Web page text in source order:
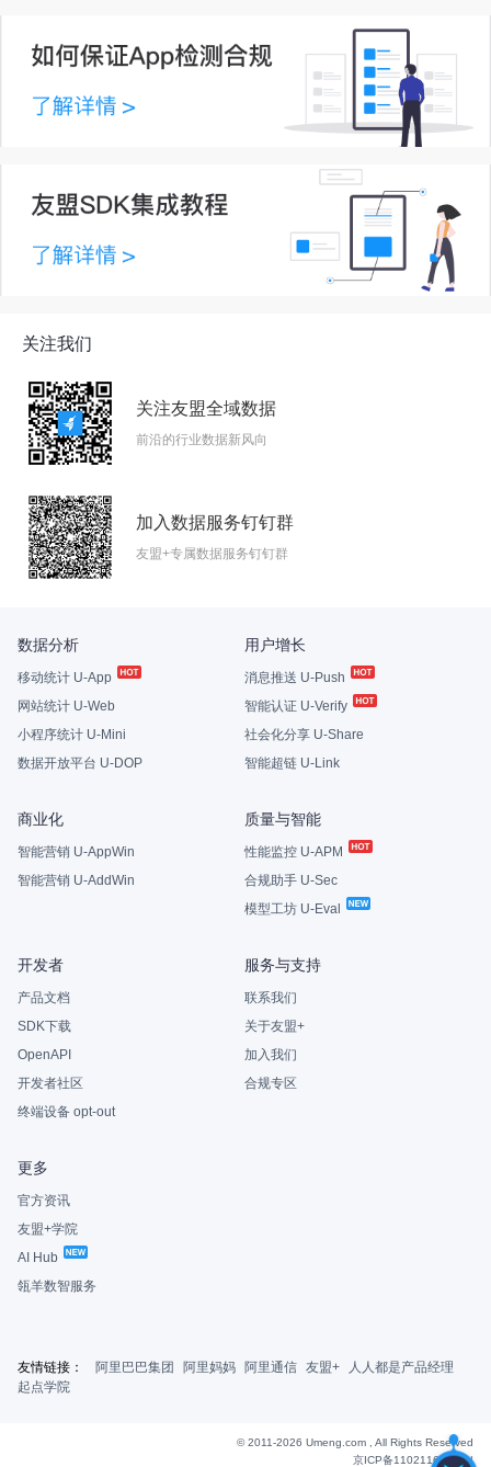
关注我们
关注友盟全域数据
前沿的行业数据新风向
加入数据服务钉钉群
友盟+专属数据服务钉钉群
数据分析
移动统计 U-App
网站统计 U-Web
小程序统计 U-Mini
数据开放平台 U-DOP
用户增长
消息推送 U-Push
智能认证 U-Verify
社会化分享 U-Share
智能超链 U-Link
商业化
智能营销 U-AppWin
智能营销 U-AddWin
质量与智能
性能监控 U-APM
合规助手 U-Sec
模型工坊 U-Eval
开发者
产品文档
SDK下载
OpenAPI
开发者社区
终端设备 opt-out
服务与支持
联系我们
关于友盟+
加入我们
合规专区
更多
官方资讯
友盟+学院
AI Hub
瓴羊数智服务
友情链接： 阿里巴巴集团 阿里妈妈 阿里通信 友盟+
人人都是产品经理
起点学院
© 2011-2026 Umeng.com , All Rights Reserved
京ICP备11021163号-6|